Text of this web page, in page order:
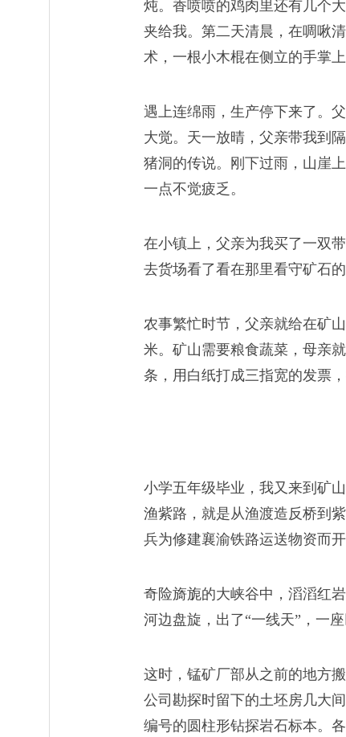
炖。香喷喷的鸡肉里还有几个
夹给我。第二天清晨，在啁啾
术，一根小木棍在侧立的手掌
遇上连绵雨，生产停下来了。
大觉。天一放晴，父亲带我到
猪洞的传说。刚下过雨，山崖
一点不觉疲乏。
在小镇上，父亲为我买了一双
去货场看了看在那里看守矿石的
农事繁忙时节，父亲就给在矿
米。矿山需要粮食蔬菜，母亲
条，用白纸打成三指宽的发票
小学五年级毕业，我又来到矿
渔紫路，就是从渔渡造反桥到
兵为修建襄渝铁路运送物资而开
奇险旖旎的大峡谷中，滔滔红
河边盘旋，出了“一线天”，一
这时，锰矿厂部从之前的地方
公司勘探时留下的土坯房几大
编号的圆柱形钻探岩石标本。